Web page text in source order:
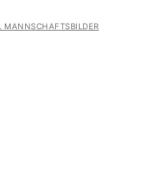
MANNSCHAFTSBILDER